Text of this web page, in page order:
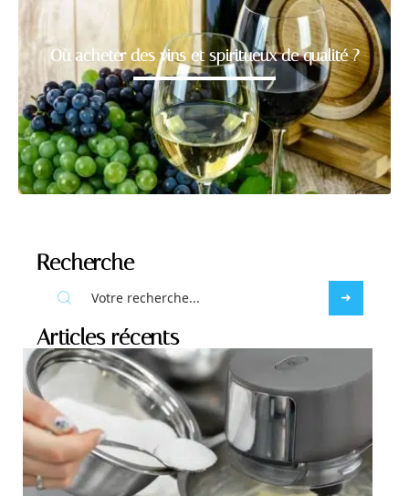
Où acheter des vins et spiritueux de qualité ?
Recherche
Articles récents